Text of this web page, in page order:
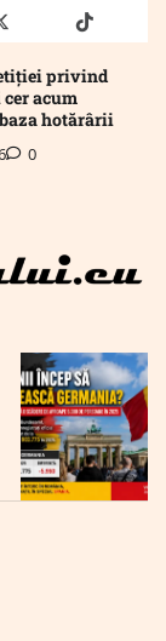
truthtiktok
privind
acum
hotărârii
0